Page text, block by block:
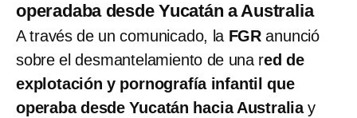
operadaba desde Yucatán a Australia
A través de un comunicado, la FGRanunció
sobre el desmantelamiento de una red de
explotación y pornografía infantil que
operaba desde Yucatán hacia Australiay